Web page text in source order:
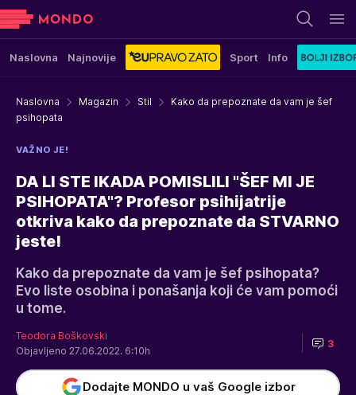
Naslovna Najnovije Sport Info
Naslovna Magazin Stil
Kako da prepoznate da vam je šef
psihopata
VAŽNO JE!
DA LI STE IKADA POMISLILI "ŠEF MI JE
PSIHOPATA"? Profesor psihijatrije
otkriva kako da prepoznate da STVARNO
jeste!
Kako da prepoznate da vam je šef psihopata?
Evo liste osobina i ponašanja koji će vam pomoći
u tome.
Teodora Boškovski
Objavljeno 27.06.2022. 6:10h
3
Dodajte MONDO u vaš Google izbor